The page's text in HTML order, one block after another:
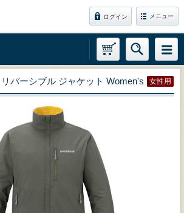
ログイン メニュー
バーシブル ジャケット Women's 女性用